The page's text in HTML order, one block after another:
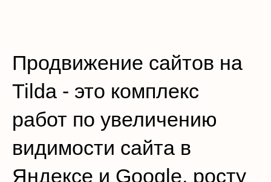
Продвижение сайтов на
Tilda - это комплекс
работ по увеличению
видимости сайта в
Яндексе и Google, росту